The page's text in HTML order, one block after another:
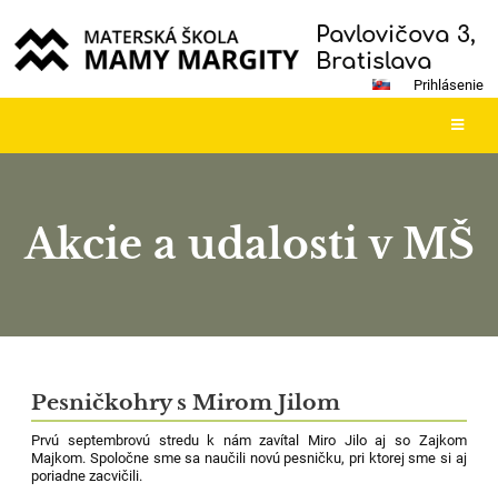
Pavlovičova 3,
Bratislava
Prihlásenie
Akcie a udalosti v MŠ
udalosti
MŠ
Pesničkohry s Mirom Jilom
Prvú septembrovú stredu k nám zavítal Miro Jilo aj so Zajkom
Majkom. Spoločne sme sa naučili novú pesničku, pri ktorej sme si aj
poriadne zacvičili.